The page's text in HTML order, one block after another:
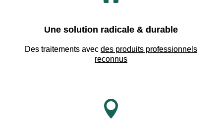
Une solution radicale & durable
Des traitements avec des produits professionnels
reconnus
